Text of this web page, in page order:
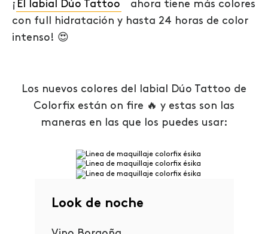
¡ El labial Dúo Tattoo
ahora tiene más colores
con full hidratación y hasta 24 horas de color
intenso! 😍
Los nuevos colores del labial Dúo Tattoo de
Colorfix están on fire 🔥 y estas son las
maneras en las que los puedes usar:
Look de noche